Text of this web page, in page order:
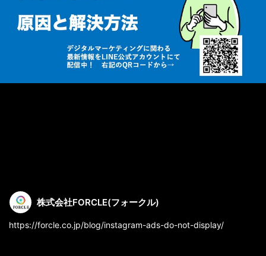
株式会社FORCLE(フォークル)
https://forcle.co.jp/blog/instagram-ads-do-not-display/